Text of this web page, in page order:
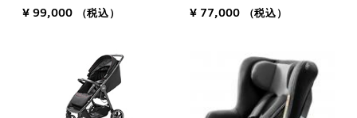
¥ 99,000 （税込） ¥ 77,000 （税込）